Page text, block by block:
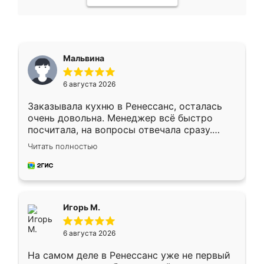
Мальвина
6 августа 2026
Заказывала кухню в Ренессанс, осталась
очень довольна. Менеджер всё быстро
посчитала, на вопросы отвечала сразу.
Замерщик приехал в субботу, подошёл к
делу со всей ответственностью. Собрали
за день, ребята работали аккуратно, даже
Читать полностью
Игорь М.
6 августа 2026
На самом деле в Ренессанс уже не первый